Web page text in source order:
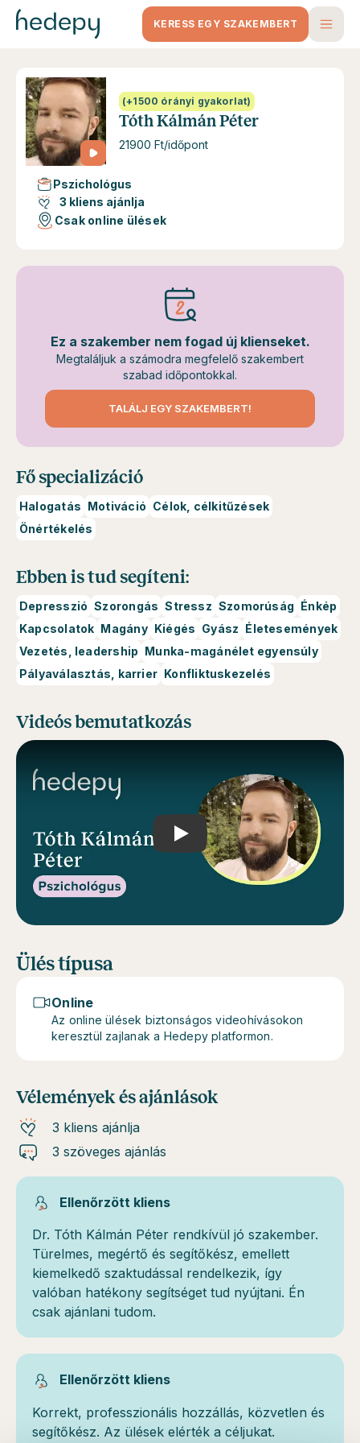
KERESS EGY SZAKEMBERT
(+1500 órányi gyakorlat)
Tóth Kálmán Péter
21900 Ft/időpont
Pszichológus
3 kliens ajánlja
Csak online ülések
Ez a szakember nem fogad új klienseket.
Megtaláljuk a számodra megfelelő szakembert
szabad időpontokkal.
TALÁLJ EGY SZAKEMBERT!
Fő specializáció
Halogatás Motiváció Célok, célkitűzések
Önértékelés
Ebben is tud segíteni:
Depresszió Szorongás Stressz Szomorúság Énkép
Kapcsolatok Magány Kiégés Gyász Életesemények
Vezetés, leadership Munka-magánélet egyensúly
Pályaválasztás, karrier Konfliktuskezelés
Videós bemutatkozás
Play
Ülés típusa
Online
Az online ülések biztonságos videohívásokon
keresztül zajlanak a Hedepy platformon.
Vélemények és ajánlások
3 kliens ajánlja
3 szöveges ajánlás
Ellenőrzött kliens
Dr. Tóth Kálmán Péter rendkívül jó szakember.
Türelmes, megértő és segítőkész, emellett
kiemelkedő szaktudással rendelkezik, így
valóban hatékony segítséget tud nyújtani. Én
csak ajánlani tudom.
Ellenőrzött kliens
Korrekt, professzionális hozzállás, közvetlen és
segítőkész. Az ülések elérték a céljukat.